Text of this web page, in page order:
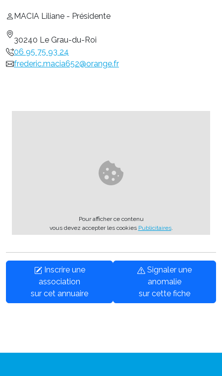
MACIA Liliane - Présidente
30240 Le Grau-du-Roi
06 95 75 93 24
frederic.macia652@orange.fr
Pour afficher ce contenu
vous devez accepter les cookies Publicitaires.
Inscrire une
association
sur cet annuaire
Signaler une
anomalie
sur cette fiche